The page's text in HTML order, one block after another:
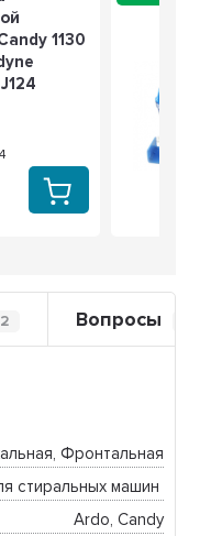
1130
2 Вопросы
Фронтальная
стиральных машин
Ardo, Candy